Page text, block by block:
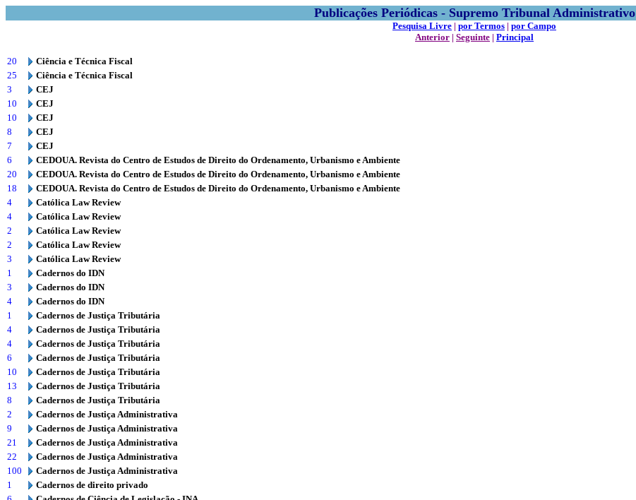
Publicações Periódicas - Supremo Tribunal Administrativo
Pesquisa Livre | por Termos | por Campo
Anterior | Seguinte | Principal
20
Ciência e Técnica Fiscal
25
Ciência e Técnica Fiscal
3
CEJ
10
CEJ
10
CEJ
8
CEJ
7
CEJ
6
CEDOUA. Revista do Centro de Estudos de Direito do Ordenamento, Urbanismo e Ambiente
20
CEDOUA. Revista do Centro de Estudos de Direito do Ordenamento, Urbanismo e Ambiente
18
CEDOUA. Revista do Centro de Estudos de Direito do Ordenamento, Urbanismo e Ambiente
4
Católica Law Review
4
Católica Law Review
2
Católica Law Review
2
Católica Law Review
3
Católica Law Review
1
Cadernos do IDN
3
Cadernos do IDN
4
Cadernos do IDN
1
Cadernos de Justiça Tributária
4
Cadernos de Justiça Tributária
4
Cadernos de Justiça Tributária
6
Cadernos de Justiça Tributária
10
Cadernos de Justiça Tributária
13
Cadernos de Justiça Tributária
8
Cadernos de Justiça Tributária
2
Cadernos de Justiça Administrativa
9
Cadernos de Justiça Administrativa
21
Cadernos de Justiça Administrativa
22
Cadernos de Justiça Administrativa
100
Cadernos de Justiça Administrativa
1
Cadernos de direito privado